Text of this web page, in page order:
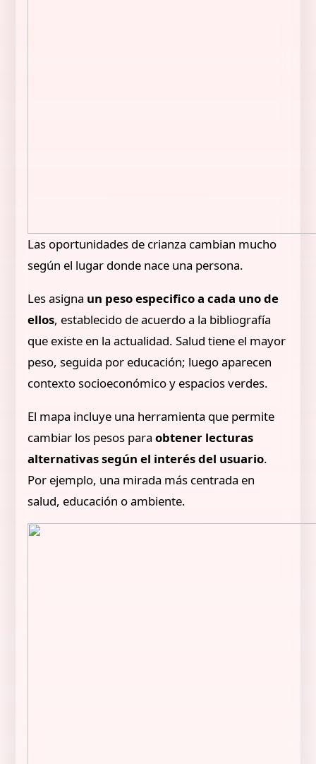
Las oportunidades de crianza cambian mucho
según el lugar donde nace una persona.
Les asigna un peso especifico a cada uno de
ellos, establecido de acuerdo a la bibliografía
que existe en la actualidad. Salud tiene el mayor
peso, seguida por educación; luego aparecen
contexto socioeconómico y espacios verdes.
El mapa incluye una herramienta que permite
cambiar los pesos paraobtener lecturas
alternativas según el interés del usuario.
Por ejemplo, una mirada más centrada en
salud, educación o ambiente.